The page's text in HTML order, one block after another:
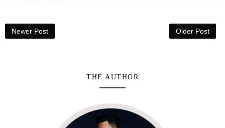
Newer Post Older Post
THE AUTHOR